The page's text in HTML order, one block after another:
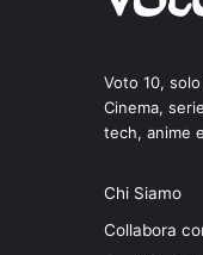
Voto 10,
Cinema,
tech, anime
Chi Siamo
Collabora